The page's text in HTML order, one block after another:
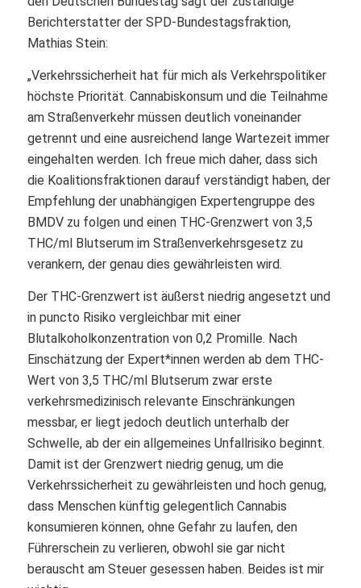
Berichterstatter der SPD-Bundestagsfraktion,
Mathias Stein:
„Verkehrssicherheit hat für mich als Verkehrspolitiker
höchste Priorität. Cannabiskonsum und die Teilnahme
am Straßenverkehr müssen deutlich voneinander
getrennt und eine ausreichend lange Wartezeit immer
eingehalten werden. Ich freue mich daher, dass sich
die Koalitionsfraktionen darauf verständigt haben, der
Empfehlung der unabhängigen Expertengruppe des
BMDV zu folgen und einen THC-Grenzwert von 3,5
THC/ml Blutserum im Straßenverkehrsgesetz zu
verankern, der genau dies gewährleisten wird.
Der THC-Grenzwert ist äußerst niedrig angesetzt und
in puncto Risiko vergleichbar mit einer
Blutalkoholkonzentration von 0,2 Promille. Nach
Einschätzung der Expert*innen werden ab dem THC-
Wert von 3,5 THC/ml Blutserum zwar erste
verkehrsmedizinisch relevante Einschränkungen
messbar, er liegt jedoch deutlich unterhalb der
Schwelle, ab der ein allgemeines Unfallrisiko beginnt.
Damit ist der Grenzwert niedrig genug, um die
Verkehrssicherheit zu gewährleisten und hoch genug,
dass Menschen künftig gelegentlich Cannabis
konsumieren können, ohne Gefahr zu laufen, den
Führerschein zu verlieren, obwohl sie gar nicht
berauscht am Steuer gesessen haben. Beides ist mir